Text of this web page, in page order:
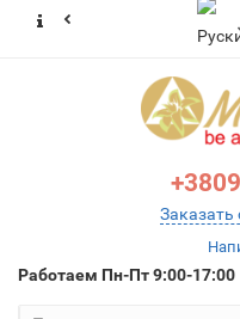
Заказать
Работаем Пн-Пт 9:00-17:00